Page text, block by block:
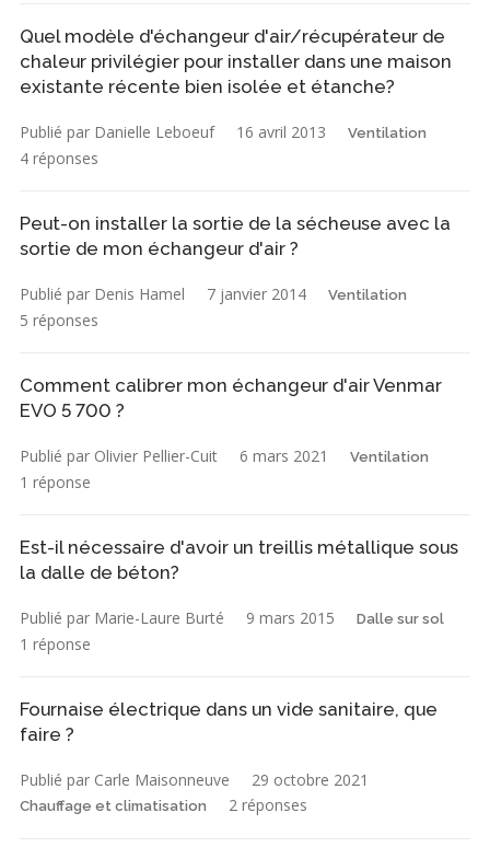
Quel modèle d'échangeur d'air/récupérateur de
chaleur privilégier pour installer dans une maison
existante récente bien isolée et étanche?
Publié par Danielle Leboeuf 16 avril 2013 Ventilation
4 réponses
Peut-on installer la sortie de la sécheuse avec la
sortie de mon échangeur d'air ?
Publié par Denis Hamel 7 janvier 2014 Ventilation
5 réponses
Comment calibrer mon échangeur d'air Venmar
EVO 5 700 ?
Publié par Olivier Pellier-Cuit 6 mars 2021 Ventilation
1 réponse
Est-il nécessaire d'avoir un treillis métallique sous
la dalle de béton?
Publié par Marie-Laure Burté 9 mars 2015 Dalle sur sol
1 réponse
Fournaise électrique dans un vide sanitaire, que
faire ?
Publié par Carle Maisonneuve 29 octobre 2021
Chauffage et climatisation 2 réponses